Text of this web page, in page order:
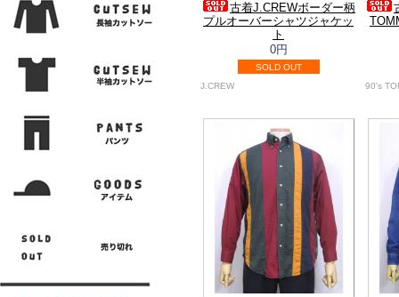
古着J.CREWボーダー柄
プルオーバーシャツジャケッ
ト
0円
SOLD OUT
J.CREW
90's